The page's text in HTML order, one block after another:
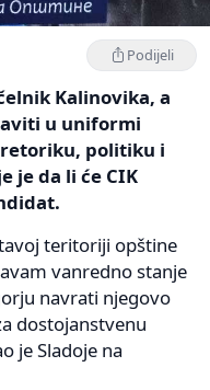
Podijeli
Kalinovika, a
u uniformi
retoriku, politiku i
je da li će CIK
teritoriji opštine
vanredno stanje
navrati njegovo
dostojanstvenu
je Sladoje na